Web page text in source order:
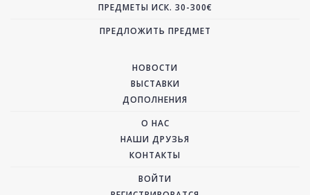
ПРЕДМЕТЫ ИСК. 30-300€
ПРЕДЛОЖИТЬ ПРЕДМЕТ
НОВОСТИ
ВЫСТАВКИ
ДОПОЛНЕНИЯ
О НАС
НАШИ ДРУЗЬЯ
КОНТАКТЫ
ВОЙТИ